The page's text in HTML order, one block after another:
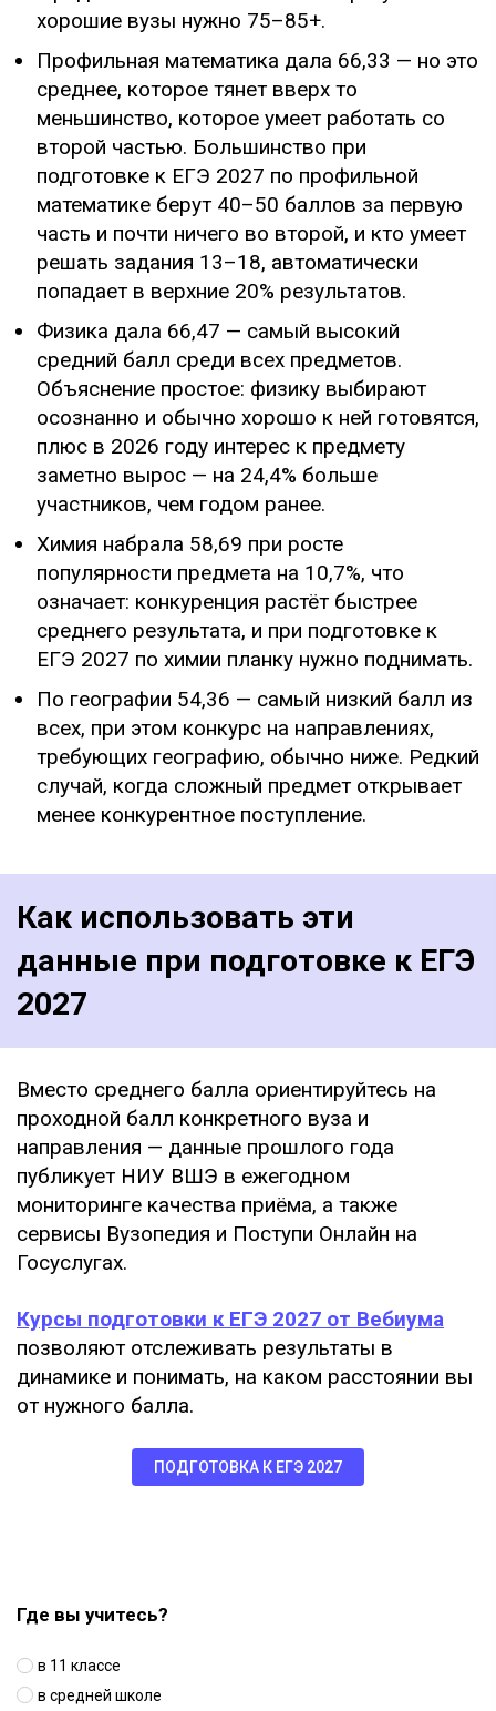
хорошие вузы нужно 75–85+.
Профильная математика дала 66,33 — но это
среднее, которое тянет вверх то
меньшинство, которое умеет работать со
второй частью. Большинство при
подготовке к ЕГЭ 2027 по профильной
математике берут 40–50 баллов за первую
часть и почти ничего во второй, и кто умеет
решать задания 13–18, автоматически
попадает в верхние 20% результатов.
Физика дала 66,47 — самый высокий
средний балл среди всех предметов.
Объяснение простое: физику выбирают
осознанно и обычно хорошо к ней готовятся,
плюс в 2026 году интерес к предмету
заметно вырос — на 24,4% больше
участников, чем годом ранее.
Химия набрала 58,69 при росте
популярности предмета на 10,7%, что
означает: конкуренция растёт быстрее
среднего результата, и при подготовке к
ЕГЭ 2027 по химии планку нужно поднимать.
По географии 54,36 — самый низкий балл из
всех, при этом конкурс на направлениях,
требующих географию, обычно ниже. Редкий
случай, когда сложный предмет открывает
менее конкурентное поступление.
Как использовать эти
данные при подготовке к ЕГЭ
2027
Вместо среднего балла ориентируйтесь на
проходной балл конкретного вуза и
направления — данные прошлого года
публикует НИУ ВШЭ в ежегодном
мониторинге качества приёма, а также
сервисы Вузопедия и Поступи Онлайн на
Госуслугах.
Курсы подготовки к ЕГЭ 2027 от Вебиума
позволяют отслеживать результаты в
динамике и понимать, на каком расстоянии вы
от нужного балла.
ПОДГОТОВКА К ЕГЭ 2027
Где вы учитесь?
в 11 классе
в средней школе